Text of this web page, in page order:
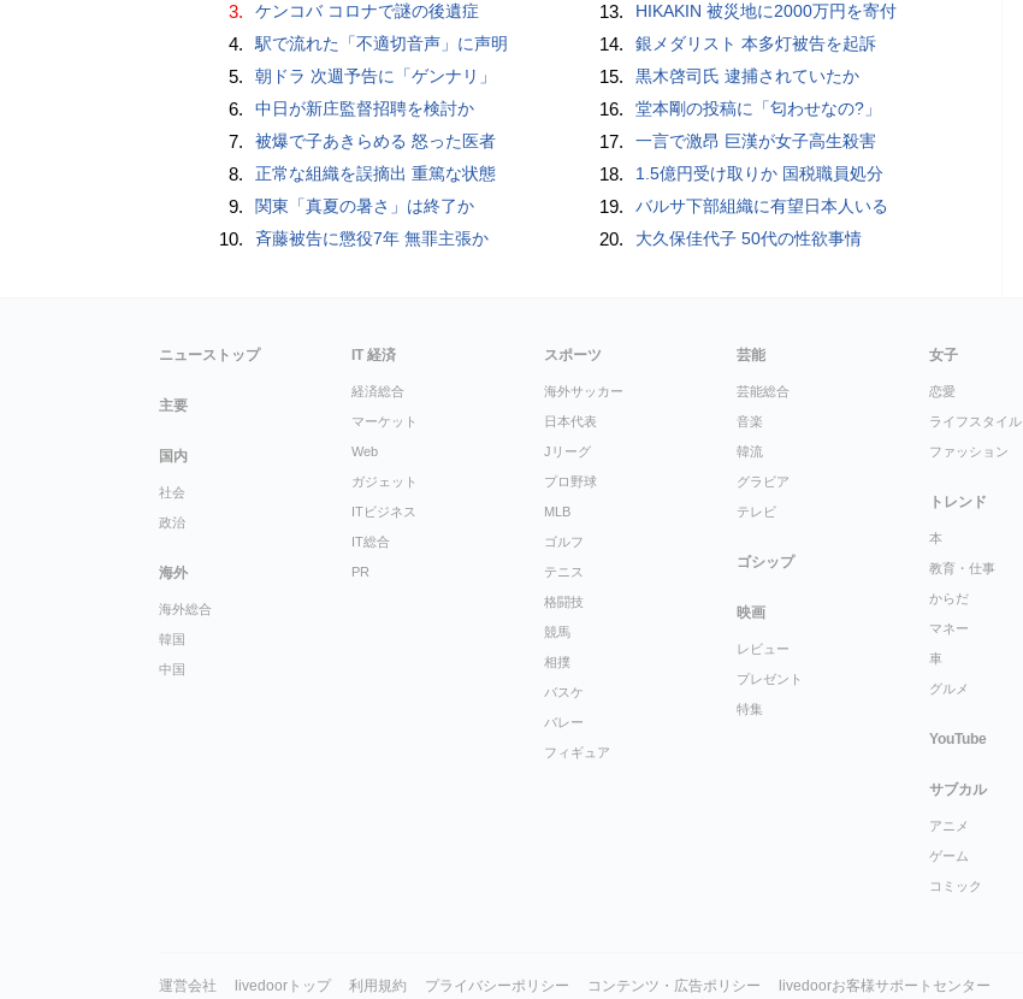
3. ケンコバ コロナで謎の後遺症
4. 駅で流れた「不適切音声」に声明
5. 朝ドラ 次週予告に「ゲンナリ」
6. 中日が新庄監督招聘を検討か
7. 被爆で子あきらめる 怒った医者
8. 正常な組織を誤摘出 重篤な状態
9. 関東「真夏の暑さ」は終了か
10. 斉藤被告に懲役7年 無罪主張か
13. HIKAKIN 被災地に2000万円を寄付
14. 銀メダリスト 本多灯被告を起訴
15. 黒木啓司氏 逮捕されていたか
16. 堂本剛の投稿に「匂わせなの?」
17. 一言で激昂 巨漢が女子高生殺害
18. 1.5億円受け取りか 国税職員処分
19. バルサ下部組織に有望日本人いる
20. 大久保佳代子 50代の性欲事情
ニューストップ
主要
国内
社会
政治
海外
海外総合
韓国
中国
IT 経済
経済総合
マーケット
Web
ガジェット
ITビジネス
IT総合
PR
スポーツ
海外サッカー
日本代表
Jリーグ
プロ野球
MLB
ゴルフ
テニス
格闘技
競馬
相撲
バスケ
バレー
フィギュア
芸能
芸能総合
音楽
韓流
グラビア
テレビ
ゴシップ
映画
レビュー
プレゼント
特集
女子
恋愛
ライフスタイル
ファッション
トレンド
本
教育・仕事
からだ
マネー
車
グルメ
YouTube
サブカル
アニメ
ゲーム
コミック
運営会社 livedoorトップ 利用規約 プライバシーポリシー コンテンツ・広告ポリシー livedoorお客様サポートセンター